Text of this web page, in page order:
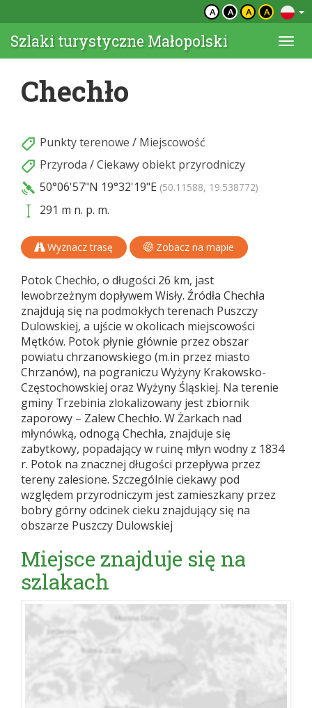
A A A A
Szlaki turystyczne Małopolski
Chechło
Punkty terenowe / Miejscowość
Przyroda /Ciekawy obiekt przyrodniczy
50°06'57"N 19°32'19"E (50.11588, 19.538772)
291 m n. p. m.
Wyznacz trasę Zobacz na mapie
Potok Chechło, o długości 26 km, jast
lewobrzeżnym dopływem Wisły. Źródła Chechła
znajdują się na podmokłych terenach Puszczy
Dulowskiej, a ujście w okolicach miejscowości
Mętków. Potok płynie głównie przez obszar
powiatu chrzanowskiego (m.in przez miasto
Chrzanów), na pograniczu Wyżyny Krakowsko-
Częstochowskiej oraz Wyżyny Śląskiej. Na terenie
gminy Trzebinia zlokalizowany jest zbiornik
zaporowy – Zalew Chechło. W Żarkach nad
młynówką, odnogą Chechła, znajduje się
zabytkowy, popadający w ruinę młyn wodny z 1834
r. Potok na znacznej długości przepływa przez
tereny zalesione. Szczególnie ciekawy pod
względem przyrodniczym jest zamieszkany przez
bobry górny odcinek cieku znajdujący się na
obszarze Puszczy Dulowskiej
Miejsce znajduje się na
szlakach